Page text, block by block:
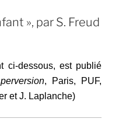
», par S. Freud
ci-dessous, est publié
, Paris, PUF,
et J. Laplanche)